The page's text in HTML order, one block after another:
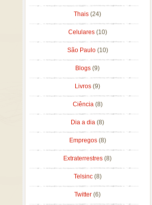
Thais (24)
Celulares (10)
São Paulo (10)
Blogs (9)
Livros (9)
Ciência (8)
Dia a dia (8)
Empregos (8)
Extraterrestres (8)
Telsinc (8)
Twitter (6)